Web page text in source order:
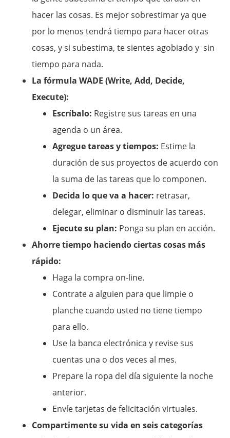
hacer las cosas. Es mejor sobrestimar ya que
por lo menos tendrá tiempo para hacer otras
cosas, y si subestima, te sientes agobiado y sin
tiempo para nada.
La fórmula WADE (Write, Add, Decide,
Execute):
Escríbalo: Registre sus tareas en una
agenda o un área.
Agregue tareas y tiempos: Estime la
duración de sus proyectos de acuerdo con
la suma de las tareas que lo componen.
Decida lo que va a hacer: retrasar,
delegar, eliminar o disminuir las tareas.
Ejecute su plan: Ponga su plan en acción.
Ahorre tiempo haciendo ciertas cosas más
rápido:
Haga la compra on-line.
Contrate a alguien para que limpie o
planche cuando usted no tiene tiempo
para ello.
Use la banca electrónica y revise sus
cuentas una o dos veces al mes.
Prepare la ropa del día siguiente la noche
anterior.
Envíe tarjetas de felicitación virtuales.
Compartimente su vida en seis categorías